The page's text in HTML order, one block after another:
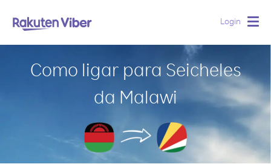
Login
Como ligar para Seicheles
da Malawi